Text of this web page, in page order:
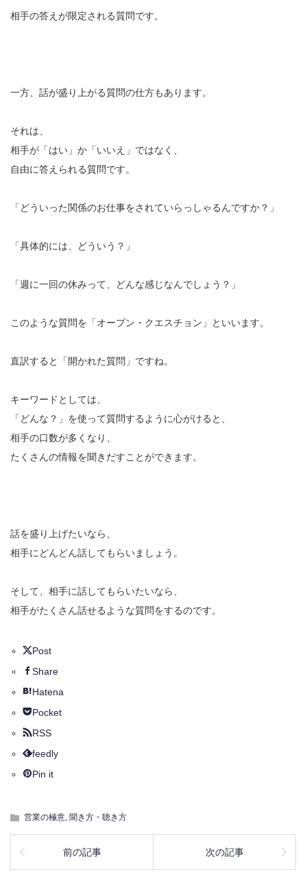
相手の答えが限定される質問です。
一方、話が盛り上がる質問の仕方もあります。
それは、
相手が「はい」か「いいえ」ではなく、
自由に答えられる質問です。
「どういった関係のお仕事をされていらっしゃるんですか？」
「具体的には、どういう？」
「週に一回の休みって、どんな感じなんでしょう？」
このような質問を「オープン・クエスチョン」といいます。
直訳すると「開かれた質問」ですね。
キーワードとしては、
「どんな？」を使って質問するように心がけると、
相手の口数が多くなり、
たくさんの情報を聞きだすことができます。
話を盛り上げたいなら、
相手にどんどん話してもらいましょう。
そして、相手に話してもらいたいなら、
相手がたくさん話せるような質問をするのです。
Post
Share
Hatena
Pocket
RSS
feedly
Pin it
営業の極意, 聞き方・聴き方
前の記事 次の記事